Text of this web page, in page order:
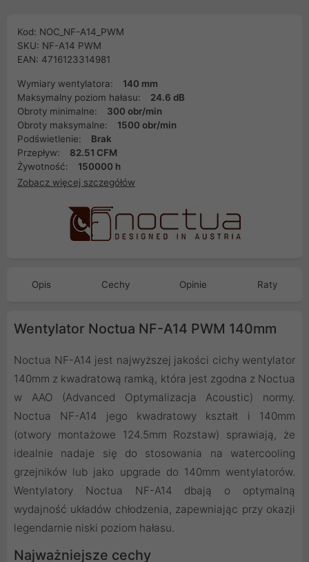
Kod: NOC_NF-A14_PWM
SKU: NF-A14 PWM
EAN: 4716123314981
Wymiary wentylatora:
140 mm
Maksymalny poziom hałasu:
24.6 dB
Obroty minimalne:
300 obr/min
Obroty maksymalne:
1500 obr/min
Podświetlenie:
Brak
Przepływ:
82.51 CFM
Żywotność:
150000 h
Zobacz więcej szczegółów
Opis Cechy Opinie Raty
Wentylator Noctua NF-A14 PWM 140mm
Noctua NF-A14 jest najwyższej jakości cichy wentylator
140mm z kwadratową ramką, która jest zgodna z Noctua
w AAO (Advanced Optymalizacja Acoustic) normy.
Noctua NF-A14 jego kwadratowy kształt i 140mm
(otwory montażowe 124.5mm Rozstaw) sprawiają, że
idealnie nadaje się do stosowania na watercooling
grzejników lub jako upgrade do 140mm wentylatorów.
Wentylatory Noctua NF-A14 dbają o optymalną
wydajność układów chłodzenia, zapewniając przy okazji
legendarnie niski poziom hałasu.
Najważniejsze cechy